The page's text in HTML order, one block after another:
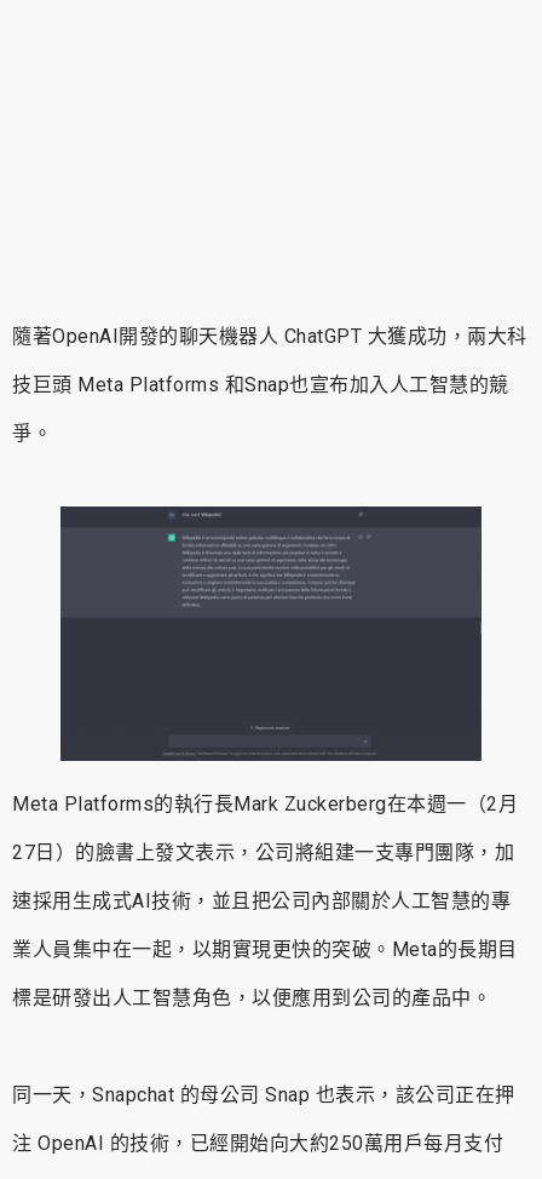
隨著OpenAI開發的聊天機器人 ChatGPT 大獲成功，兩大科
技巨頭 Meta Platforms 和Snap也宣布加入人工智慧的競
爭。
Meta Platforms的執行長Mark Zuckerberg在本週一（2月
27日）的臉書上發文表示，公司將組建一支專門團隊，加
速採用生成式AI技術，並且把公司內部關於人工智慧的專
業人員集中在一起，以期實現更快的突破。Meta的長期目
標是研發出人工智慧角色，以便應用到公司的產品中。
同一天，Snapchat 的母公司 Snap 也表示，該公司正在押
注 OpenAI 的技術，已經開始向大約250萬用戶每月支付